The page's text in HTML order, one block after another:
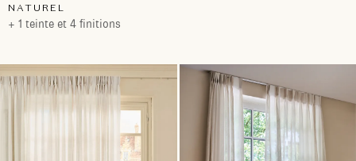
NATUREL
+ 1 teinte et 4 finitions